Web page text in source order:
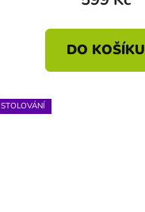
DO KOŠÍKU
STOLOVÁNÍ